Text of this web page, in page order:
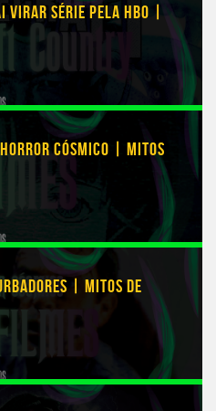
VIRAR SÉRIE PELA HBO |
CÓSMICO | MITOS
| MITOS DE